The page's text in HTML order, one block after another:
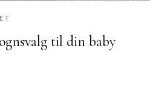
til din baby